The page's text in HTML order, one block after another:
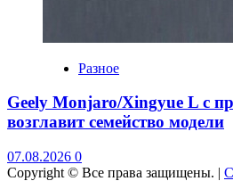
Разное
Geely Monjaro/Xingyue L с
возглавит семейство модели
07.08.2026 0
Copyright © Все права защищены. |